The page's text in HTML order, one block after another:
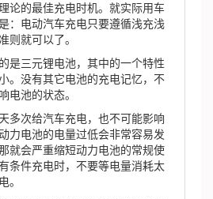
论的最佳充电时机。就实际用车
：电动汽车充电只要遵循浅充浅
则就可以了。
三元锂电池，其中的一个特性
。没有其它电池的充电记忆，不
电池的状态。
次给汽车充电，也不可能影响
力电池的电量过低会非常容易发
就会严重缩短动力电池的常规使
条件充电时，不要等电量消耗太
。